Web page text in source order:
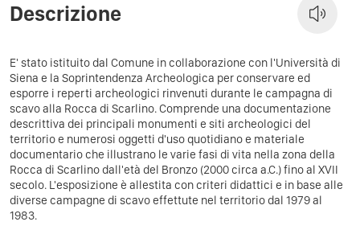
Descrizione
E' stato istituito dal Comune in collaborazione con l'Università di
Siena e la Soprintendenza Archeologica per conservare ed
esporre i reperti archeologici rinvenuti durante le campagna di
scavo alla Rocca di Scarlino. Comprende una documentazione
descrittiva dei principali monumenti e siti archeologici del
territorio e numerosi oggetti d'uso quotidiano e materiale
documentario che illustrano le varie fasi di vita nella zona della
Rocca di Scarlino dall'età del Bronzo (2000 circa a.C.) fino al XVII
secolo. L'esposizione è allestita con criteri didattici e in base alle
diverse campagne di scavo effettute nel territorio dal 1979 al
1983.